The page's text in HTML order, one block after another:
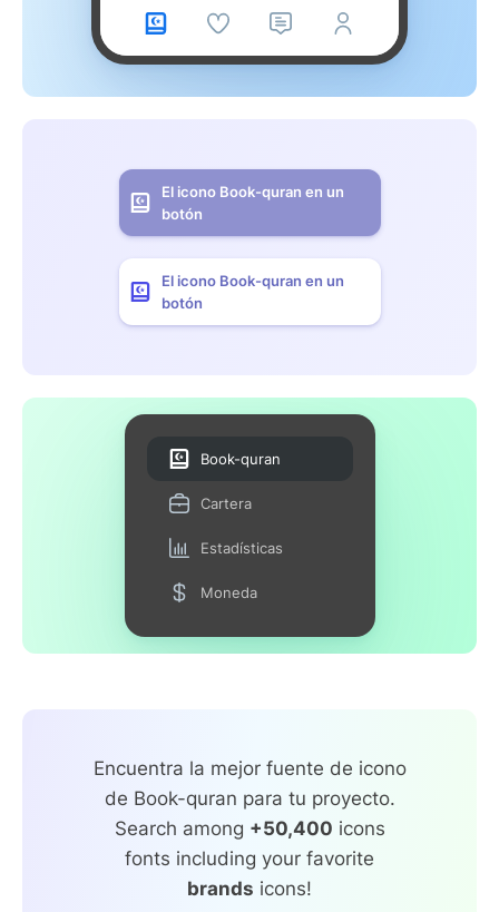
El icono Book-quran en un
botón
El icono Book-quran en un
botón
Book-quran
Cartera
Estadísticas
Moneda
Encuentra la mejor fuente de icono
de Book-quran para tu proyecto.
Search among +50,400 icons
fonts including your favorite
brands icons!